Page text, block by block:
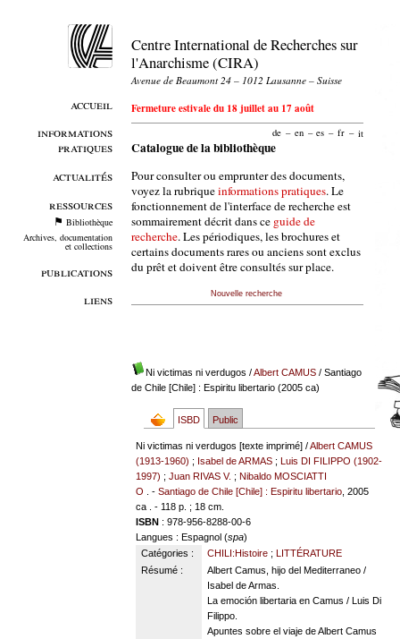
accueil
informations
pratiques
actualités
ressources
Bibliothèque
Archives, documentation
et collections
publications
liens
Centre International de Recherches sur
l'Anarchisme (CIRA)
Avenue de Beaumont 24 – 1012 Lausanne – Suisse
Fermeture estivale du 18 juillet au 17 août
de – en – es – fr – it
Catalogue de la bibliothèque
Pour consulter ou emprunter des documents,
voyez la rubriqueinformations pratiques. Le
fonctionnement de l'interface de recherche est
sommairement décrit dans ce guide de
recherche. Les périodiques, les brochures et
certains documents rares ou anciens sont exclus
du prêt et doivent être consultés sur place.
Nouvelle recherche
Ni victimas ni verdugos /Albert CAMUS/ Santiago
de Chile [Chile] : Espiritu libertario (2005 ca)
ISBD Public
Ni victimas ni verdugos [texte imprimé] /Albert CAMUS
(1913-1960) ; Isabel de ARMAS ;Luis DI FILIPPO (1902-
1997) ;Juan RIVAS V. ;Nibaldo MOSCIATTI
O
. -Santiago de Chile [Chile] : Espiritu libertario , 2005
ca . - 118 p. ; 18 cm.
ISBN : 978-956-8288-00-6
Langues : Espagnol (spa)
Catégories :
CHILI:Histoire; LITTÉRATURE
Résumé :
Albert Camus, hijo del Mediterraneo /
Isabel de Armas.
La emoción libertaria en Camus / Luis Di
Filippo.
Apuntes sobre el viaje de Albert Camus